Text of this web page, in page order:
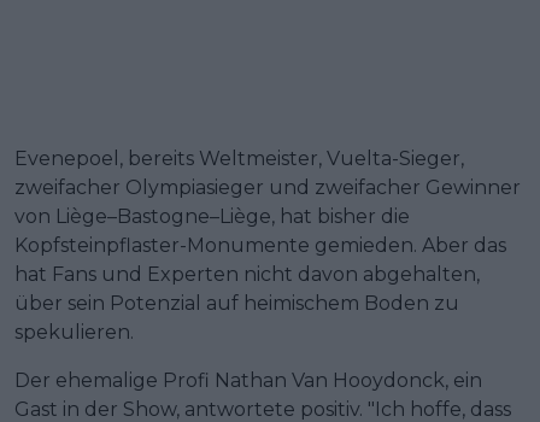
Evenepoel, bereits Weltmeister, Vuelta-Sieger,
zweifacher Olympiasieger und zweifacher Gewinner
von Liège–Bastogne–Liège, hat bisher die
Kopfsteinpflaster-Monumente gemieden. Aber das
hat Fans und Experten nicht davon abgehalten,
über sein Potenzial auf heimischem Boden zu
spekulieren.
Der ehemalige Profi Nathan Van Hooydonck, ein
Gast in der Show, antwortete positiv. "Ich hoffe, dass